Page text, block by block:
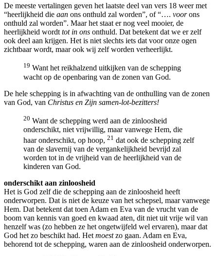
De meeste vertalingen geven het laatste deel van vers 18 weer met
“heerlijkheid die aan ons onthuld zal worden”, of “…. voorons
onthuld zal worden”. Maar het staat er nog veel mooier, de
heerlijkheid wordttot in ons onthuld. Dat betekent dat we er zelf
ook deel aan krijgen. Het is niet slechts iets dat voor onze ogen
zichtbaar wordt, maar ook wij zelf worden verheerlijkt.
19 Want het reikhalzend uitkijken van de schepping
wacht op de openbaring van de zonen van God.
De hele schepping is in afwachting van de onthulling van de zonen
van God, van Christus en Zijn samen-lot-bezitters!
20 Want de schepping werd aan de zinloosheid
onderschikt, niet vrijwillig, maar vanwege Hem, die
haar onderschikt, op hoop, 21 dat ook de schepping zelf
van de slavernij van de vergankelijkheid bevrijd zal
worden tot in de vrijheid van de heerlijkheid van de
kinderen van God.
onderschikt aan zinloosheid
Het is God zelf die de schepping aan de zinloosheid heeft
onderworpen. Dat is niet de keuze van het schepsel, maar vanwege
Hem. Dat betekent dat toen Adam en Eva van de vrucht van de
boom van kennis van goed en kwaad aten, dit niet uit vrije wil van
henzelf was (zo hebben ze het ongetwijfeld wel ervaren), maar dat
God het zo beschikt had. Hetmoestzo gaan. Adam en Eva,
behorend tot de schepping, waren aan de zinloosheid onderworpen.